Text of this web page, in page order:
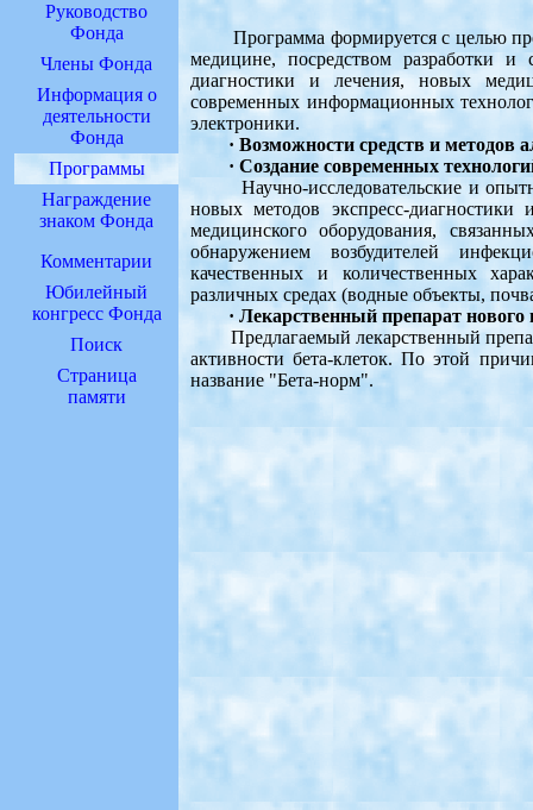
Руководство
Фонда
Члены Фонда
Информация о
деятельности
Фонда
Программы
Награждение
знаком Фонда
Комментарии
Юбилейный
конгресс Фонда
Поиск
Страница
памяти
Программа формируется с целью
медицине, посредством разработки
диагностики и лечения, новых
современных информационных
электроники.
· Возможности средств и методов
· Создание современных
Научно-исследовательские и
новых методов экспресс-
медицинского оборудования,
обнаружением возбудителей
качественных и количественных
различных средах (водные объекты,
· Лекарственный препарат нового
Предлагаемый лекарственный
активности бета-клеток. По этой
название "Бета-норм".